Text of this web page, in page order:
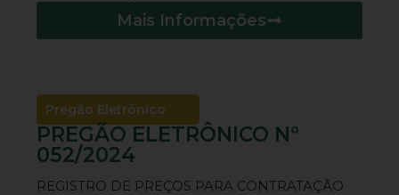
Mais Informações
Pregão Eletrônico
PREGÃO ELETRÔNICO Nº
052/2024
REGISTRO DE PREÇOS PARA CONTRATAÇÃO